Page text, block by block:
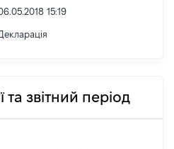
15:19
та звітний період